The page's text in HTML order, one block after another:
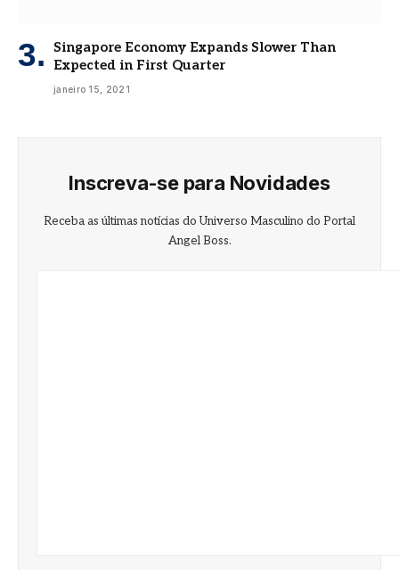
Singapore Economy Expands Slower Than
Expected in First Quarter
janeiro 15, 2021
Inscreva-se para Novidades
Receba as últimas notícias do Universo Masculino do Portal
Angel Boss.